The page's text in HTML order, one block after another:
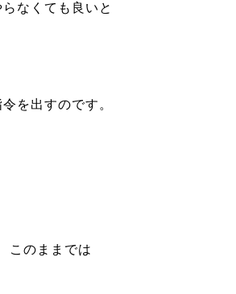
らなくても良いと
令を出すのです。
このままでは